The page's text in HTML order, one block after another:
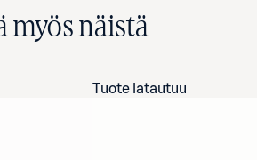
myös näistä
Tuote latautuu